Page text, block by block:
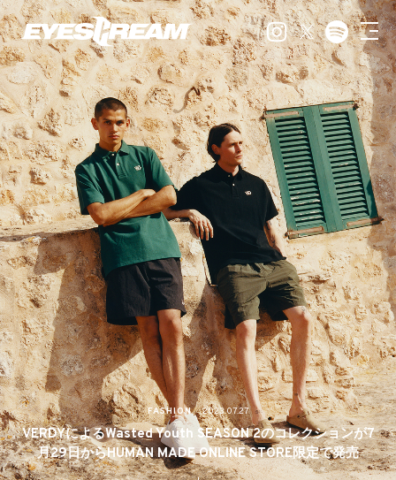
FASHION 2023.07.27
VERDYによるWasted Youth SEASON 2のコレクションが7
月29日からHUMAN MADE ONLINE STORE限定で発売